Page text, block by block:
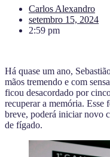
Carlos Alexandro
setembro 15, 2024
2:59 pm
Há quase um ano,
mãos tremendo e com
ficou desacordado por
recuperar a memória.
breve, poderá iniciar novo
de fígado.